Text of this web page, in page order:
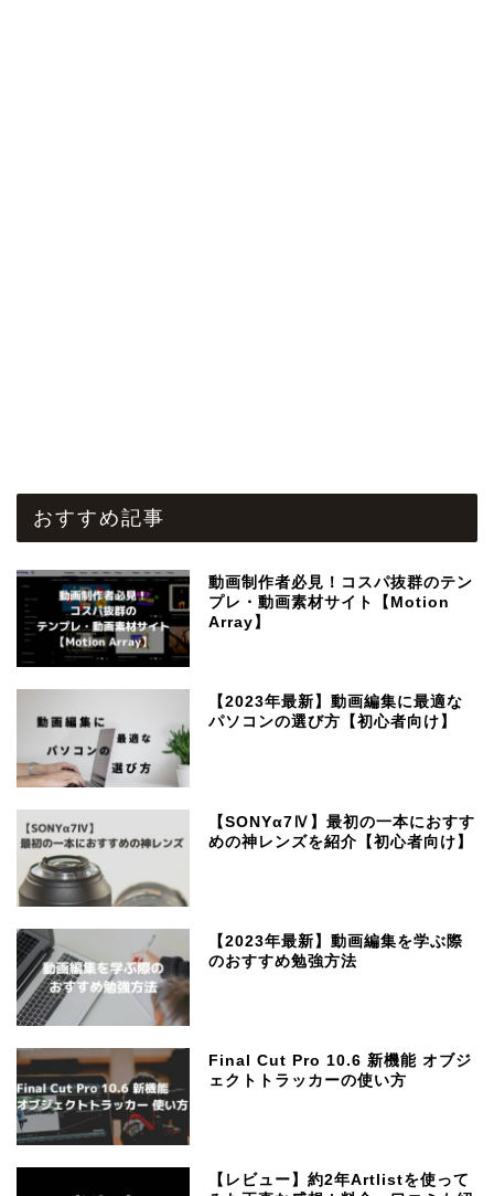
おすすめ記事
動画制作者必見！コスパ抜群のテン
プレ・動画素材サイト【Motion
Array】
【2023年最新】動画編集に最適な
パソコンの選び方【初心者向け】
【SONYα7Ⅳ】最初の一本におすす
めの神レンズを紹介【初心者向け】
【2023年最新】動画編集を学ぶ際
のおすすめ勉強方法
Final Cut Pro 10.6 新機能 オブジ
ェクトトラッカーの使い方
【レビュー】約2年Artlistを使って